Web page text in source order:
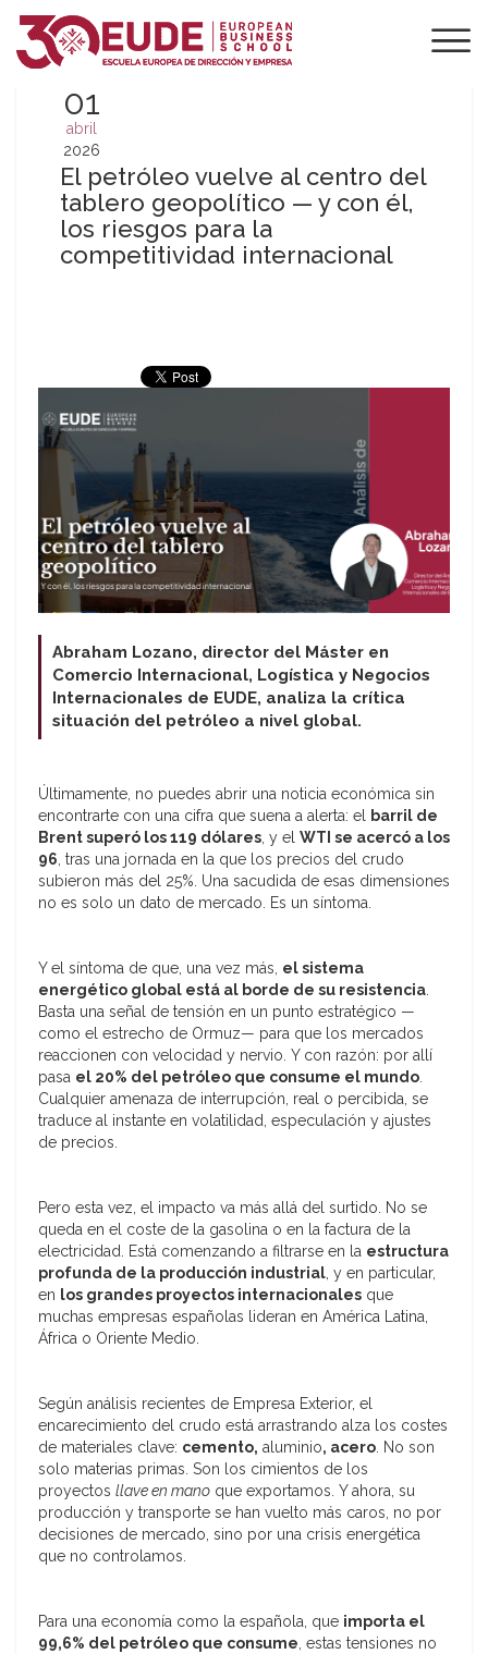
01
abril
2026
El petróleo vuelve al centro del
tablero geopolítico — y con él,
los riesgos para la
competitividad internacional
Abraham Lozano, director del Máster en
Comercio Internacional, Logística y Negocios
Internacionales de EUDE, analiza la crítica
situación del petróleo a nivel global.
Últimamente, no puedes abrir una noticia económica sin
encontrarte con una cifra que suena a alerta: el barril de
Brent superó los 119 dólares, y el WTI se acercó a los
96, tras una jornada en la que los precios del crudo
subieron más del 25%. Una sacudida de esas dimensiones
no es solo un dato de mercado. Es un síntoma.
Y el síntoma de que, una vez más, el sistema
energético global está al borde de su resistencia.
Basta una señal de tensión en un punto estratégico —
como el estrecho de Ormuz— para que los mercados
reaccionen con velocidad y nervio. Y con razón: por allí
pasa el 20% del petróleo que consume el mundo.
Cualquier amenaza de interrupción, real o percibida, se
traduce al instante en volatilidad, especulación y ajustes
de precios.
Pero esta vez, el impacto va más allá del surtido. No se
queda en el coste de la gasolina o en la factura de la
electricidad. Está comenzando a filtrarse en la estructura
profunda de la producción industrial, y en particular,
en los grandes proyectos internacionales que
muchas empresas españolas lideran en América Latina,
África o Oriente Medio.
Según análisis recientes de Empresa Exterior, el
encarecimiento del crudo está arrastrando alza los costes
de materiales clave: cemento, aluminio, acero. No son
solo materias primas. Son los cimientos de los
proyectos llave en mano que exportamos. Y ahora, su
producción y transporte se han vuelto más caros, no por
decisiones de mercado, sino por una crisis energética
que no controlamos.
Para una economía como la española, que importa el
99,6% del petróleo que consume, estas tensiones no